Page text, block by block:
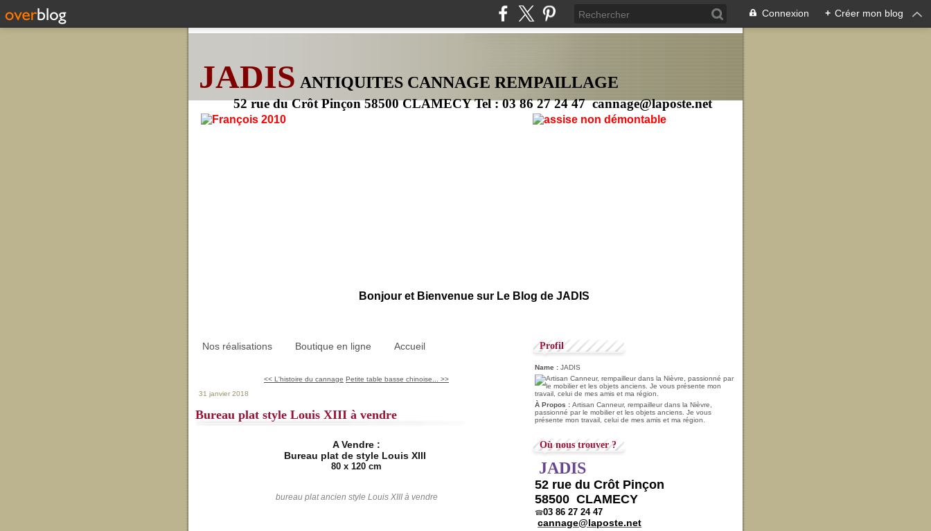
Connexion + Créer mon blog
JADIS ANTIQUITES CANNAGE REMPAILLAGE
52 rue du Crôt Pinçon 58500 CLAMECY Tel : 03 86 27 24 47 cannage@laposte.net
Bonjour et Bienvenue sur Le Blog de JADIS
Nos réalisations Boutique en ligne Accueil
<< L'histoire du cannage Petite table basse chinoise... >>
31 janvier 2018
Bureau plat style Louis XIII à vendre
A Vendre :
Bureau plat de style Louis XIII
80 x 120 cm
bureau plat ancien style Louis XIII à vendre
Profil
Name : JADIS
À Propos : Artisan Canneur, rempailleur dans la Nièvre,
passionné par le mobilier et les objets anciens. Je vous
présente mon travail, celui de mes amis et ma région.
Où nous trouver ?
JADIS
52 rue du Crôt Pinçon
58500 CLAMECY
☎03 86 27 24 47
cannage@laposte.net